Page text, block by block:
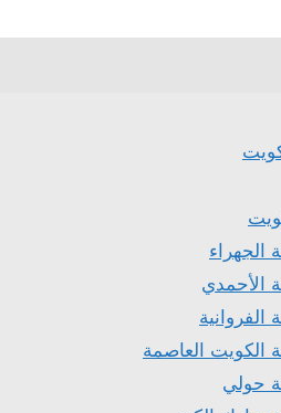
الجهراء
الأحمدي
الكويت العاصمة
حولي